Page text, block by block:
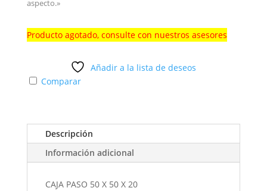
aspecto.»
Producto agotado, consulte con nuestros asesores
Añadir a la lista de deseos
Comparar
Descripción
Información adicional
CAJA PASO 50 X 50 X 20